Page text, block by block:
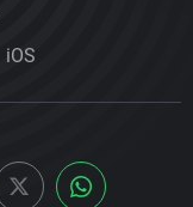
iOS